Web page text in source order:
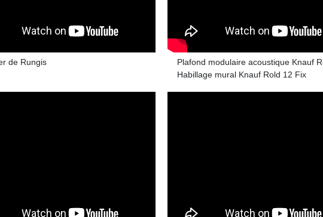
de Rungis
Plafond modulaire acoustique Knauf
Habillage mural Knauf Rold 12 Fix